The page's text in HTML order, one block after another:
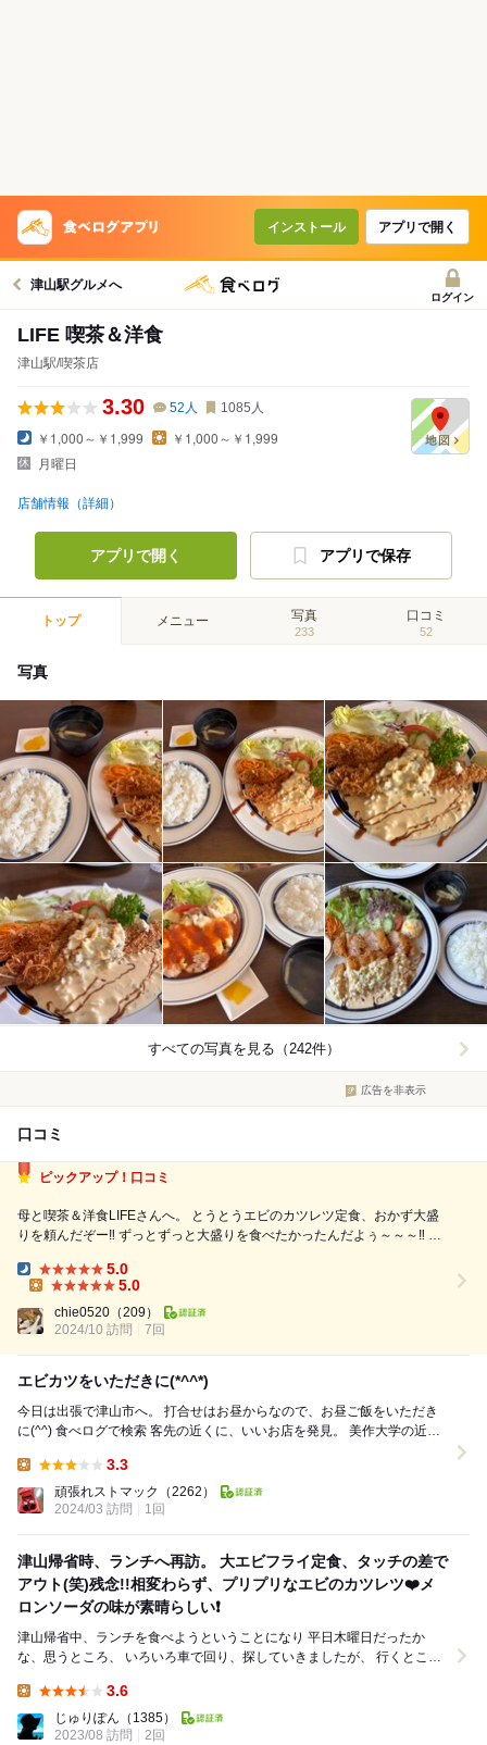
インストール アプリで開く
津山駅グルメへ
ログイン
LIFE 喫茶＆洋食
津山駅/喫茶店
3.30 52 人 1085 人
￥1,000～￥1,999
￥1,000～￥1,999
月曜日
店舗情報（詳細）
アプリで開く アプリで保存
トップ メニュー 写真
233
口コミ
52
写真
すべての写真を見る（242件）
広告を非表示
口コミ
ピックアップ！口コミ
母と喫茶＆洋食LIFEさんへ。 とうとうエビのカツレツ定食、おかず大盛
りを頼んだぞー‼️ ずっとずっと大盛りを食べたかったんだよぅ～～～‼️ 母
りおかず大盛りはいいね✨見栄えが最高。 大好きなエビカツがいっぱい
食べれる ...
Dinner:
5.0
5.0
chie0520 （209）
2024/10 訪問
7回
エビカツをいただきに(*^^*)
今日は出張で津山市へ。 打合せはお昼からなので、お昼ご飯をいただき
に(^^) 食べログで検索 客先の近くに、いいお店を発見。 美作大学の近く
3.3
頑張れストマック
（2262）
2024/03 訪問
1回
津山帰省時、ランチへ再訪。 大エビフライ定食、タッチの差で
アウト(笑)残念!!相変わらず、プリプリなエビのカツレツ❤️メ
ロンソーダの味が素晴らしい❗
津山帰省中、ランチを食べようということになり 平日木曜日だったか
な、思うところ、 いろいろ車で回り、探していきましたが、 行くとこ
3.6
じゅりぽん （1385）
2023/08 訪問
2回